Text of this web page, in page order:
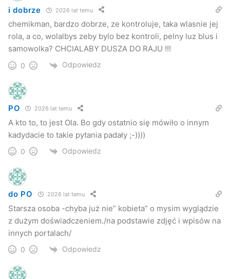
i dobrze 2026 lat temu
chemikman, bardzo dobrze, ze kontroluje, taka wlasnie jej
rola, a co, wolalbys zeby bylo bez kontroli, pelny luz blus i
samowolka? CHCIALABY DUSZA DO RAJU !!!
0 Odpowiedz
PO 2026 lat temu
A kto to, to jest Ola. Bo gdy ostatnio się mówiło o innym
kadydacie to takie pytania padały ;-))))
0 Odpowiedz
do PO 2026 lat temu
Starsza osoba -chyba już nie” kobieta” o mysim wyglądzie
z dużym doświadczeniem./na podstawie zdjęć i wpisów na
innych portalach/
0 Odpowiedz